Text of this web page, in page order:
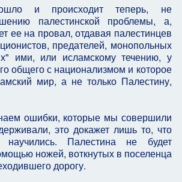
и происходит теперь, не
палестинской проблемы, а,
ее на провал, отдавая палестинцев
предателей, монопольных
ими, или исламскому течению, у
общего с национализмом и которое
мир, а не только Палестину,
ошибки, которые мы совершили
это докажет лишь то, что
Палестина не будет
ножей, воткнутых в поселенца
дорогу.